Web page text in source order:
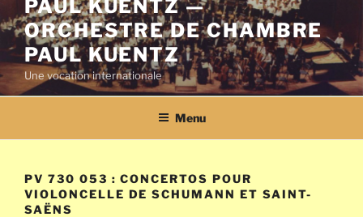
PAUL KUENTZ —
ORCHESTRE DE CHAMBRE
PAUL KUENTZ
Une vocation internationale
Menu
PV 730 053 : CONCERTOS POUR
VIOLONCELLE DE SCHUMANN ET SAINT-
SAËNS